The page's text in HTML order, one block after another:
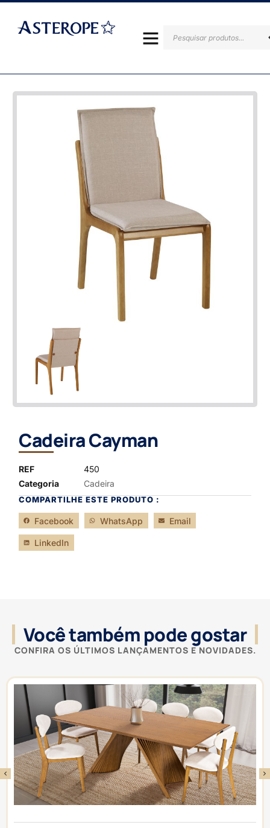
Cadeira Cayman
REF
450
Categoria
Cadeira
COMPARTILHE ESTE PRODUTO :
Facebook WhatsApp Email
LinkedIn
Você também pode gostar
CONFIRA OS ÚLTIMOS LANÇAMENTOS E NOVIDADES.